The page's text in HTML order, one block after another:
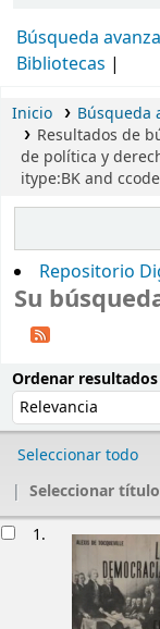
Búsqueda
Bibliotecas
Inicio
Búsqueda
Resultados de
de política y
itype:BK and
Repositorio
Su
Ordenar
Seleccionar todo
Seleccionar
1.